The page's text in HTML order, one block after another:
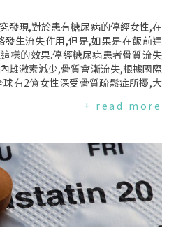
發現,對於患有糖尿病的停經女性,在
生流失作用,但是,如果是在飯前運
樣的效果.停經糖尿病患者骨質流失
雌激素減少,骨質會漸流失,根據國際
有2億女性深受骨質疏鬆症所擾,大
女性來得嚴重.該病症會出現低骨密
尿病女性患者骨形成與骨流失的情
者為15名年齡中位數58歲、已停經
們被分成五組:在跑步機上走上坡路
與飯後各走1小時共四組,最後一組
時測量她們的骨形成及流失標記數
值,這些女性也穿著能測量走路效果
+ read more